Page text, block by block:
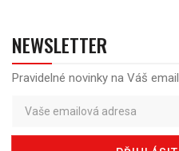
NEWSLETTER
Pravidelné novinky na Váš email